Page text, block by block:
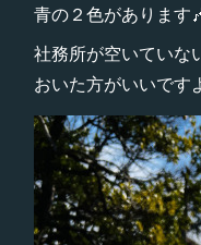
青の２色があります
社務所が空いていな
おいた方がいいです